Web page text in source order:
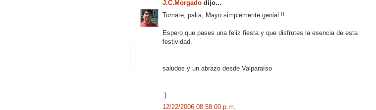
J.C.Morgado dijo...
Tomate, palta, Mayo simplemente genial !!
Espero que pases una feliz fiesta y que disfrutes la esencia de esta
festividad.
saludos y un abrazo desde Valparaíso
:)
12/22/2006 08:58:00 p.m.